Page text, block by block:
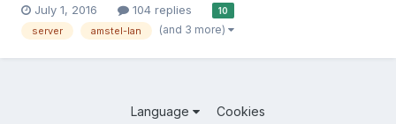
захват, захват в нападении ; Античит : отсутствует(PB
выключен) ; Плагины прокон...
July 1, 2016 104 replies 10
server amstel-lan (and 3 more)
Language Cookies